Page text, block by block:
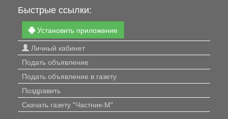
Быстрые ссылки:
Установить приложение
Личный кабинет
Подать объявление
Подать объявление в газету
Поздравить
Скачать газету "Частник-М"